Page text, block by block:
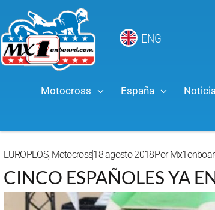
ENG
Motocross España
EUROPEOS, Motocross18 agosto 2018Por
CINCO ESPAÑOLES YA